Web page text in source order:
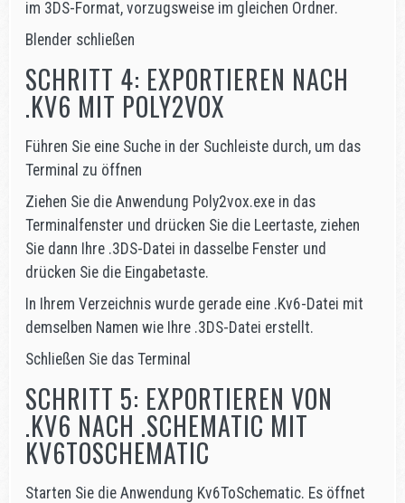
im 3DS-Format, vorzugsweise im gleichen Ordner.
Blender schließen
SCHRITT 4: EXPORTIEREN NACH
.KV6 MIT POLY2VOX
Führen Sie eine Suche in der Suchleiste durch, um das
Terminal zu öffnen
Ziehen Sie die Anwendung Poly2vox.exe in das
Terminalfenster und drücken Sie die Leertaste, ziehen
Sie dann Ihre .3DS-Datei in dasselbe Fenster und
drücken Sie die Eingabetaste.
In Ihrem Verzeichnis wurde gerade eine .Kv6-Datei mit
demselben Namen wie Ihre .3DS-Datei erstellt.
Schließen Sie das Terminal
SCHRITT 5: EXPORTIEREN VON
.KV6 NACH .SCHEMATIC MIT
KV6TOSCHEMATIC
Starten Sie die Anwendung Kv6ToSchematic. Es öffnet